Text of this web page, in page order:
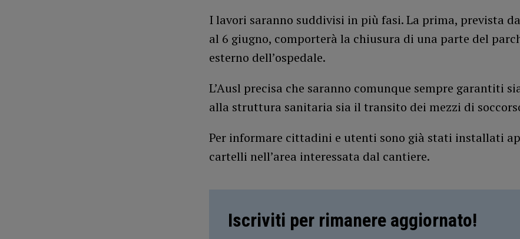
I lavori saranno suddivisi in più fasi. La prima, prevista
al 6 giugno, comporterà la chiusura di una parte del
esterno dell’ospedale.
L’Ausl precisa che saranno comunque sempre garantiti
alla struttura sanitaria sia il transito dei mezzi di
Per informare cittadini e utenti sono già stati installati
cartelli nell’area interessata dal cantiere.
Iscriviti per rimanere aggiornato!